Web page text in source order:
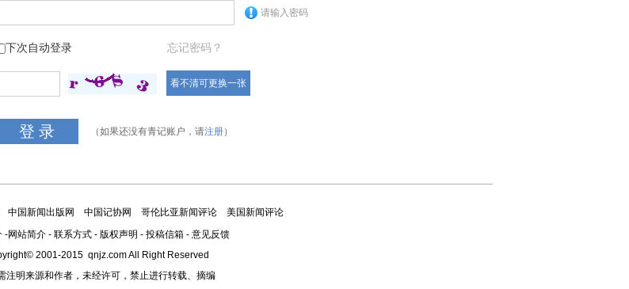
请输入密码
下次自动登录 忘记密码？
看不清可更换一张
（如果还没有青记账户，请注册）
中国新闻出版网 中国记协网 哥伦比亚新闻评论
美国新闻评论
-网站简介- 联系方式- 版权声明 - 投稿信箱- 意见反馈
2001-2015 qnjz.com All Right Reserved
注明来源和作者，未经许可，禁止进行转载、摘编